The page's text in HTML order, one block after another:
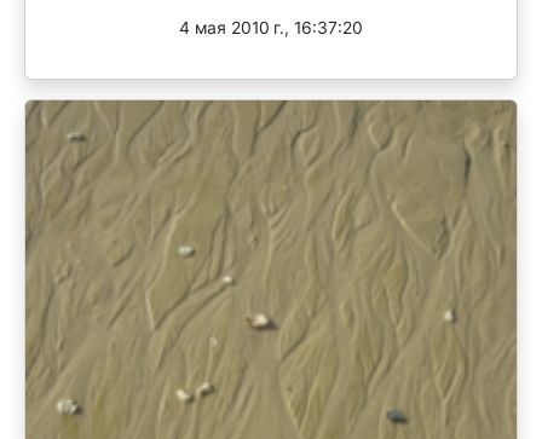
4 мая 2010 г., 16:37:20